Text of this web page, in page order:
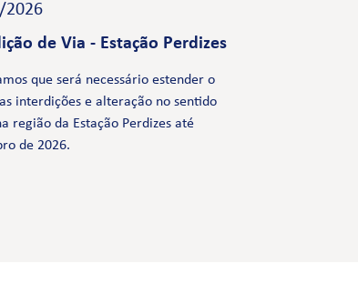
2026
de Via - Estação Perdizes
que será necessário estender o
interdições e alteração no sentido
região da Estação Perdizes até
de 2026.